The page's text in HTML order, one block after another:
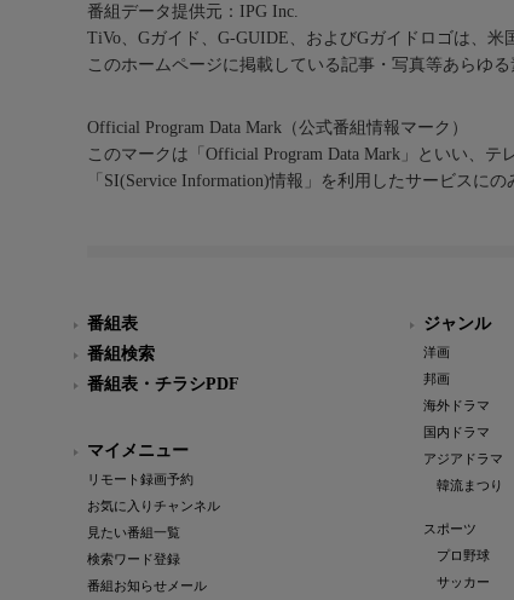
番組データ提供元：IPG Inc.
TiVo、Gガイド、G-GUIDE、およびGガイドロゴは、
このホームページに掲載している記事・写真等あらゆ
Official Program Data Mark（公式番組情報マーク）
このマークは「Official Program Data Mark」といい、テ
「SI(Service Information)情報」を利用したサービスに
番組表
番組検索
番組表・チラシPDF
マイメニュー
リモート録画予約
お気に入りチャンネル
見たい番組一覧
検索ワード登録
番組お知らせメール
ジャンル
洋画
邦画
海外ドラマ
国内ドラマ
アジアドラマ
韓流まつり
スポーツ
プロ野球
サッカー